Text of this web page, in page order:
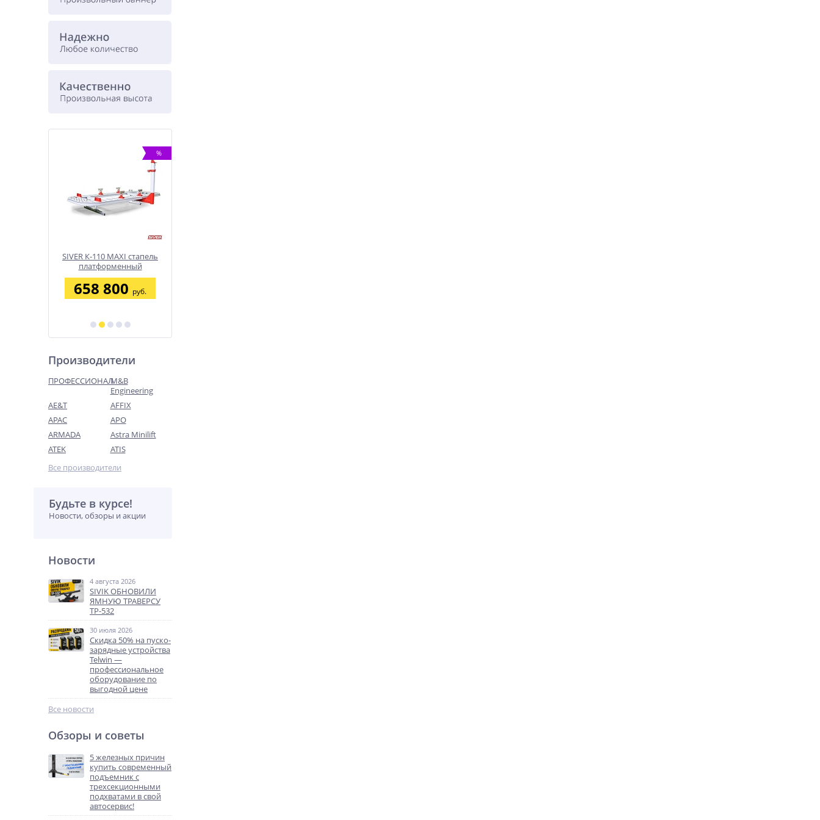
SIVER К-110 MAXI стапель
платформенный
руб.
ATIS PEAK 208
электрогидравлический
164 830
Производители
ПРОФЕССИОНАЛM&B
Engineering
AE&T
AFFIX
APAC
APO
ARMADA
Astra Minilift
ATEK
ATIS
Все производители
Будьте в курсе!
Новости, обзоры и акции
Новости
4 августа 2026
SIVIK ОБНОВИЛИ
ЯМНУЮ ТРАВЕРСУ
ТР-532
30 июля 2026
Скидка 50% на пуско-
зарядные устройства
Telwin —
профессиональное
оборудование по
выгодной цене
Все новости
Обзоры и советы
5 железных причин
купить современный
подъемник с
трехсекционными
подхватами в свой
автосервис!